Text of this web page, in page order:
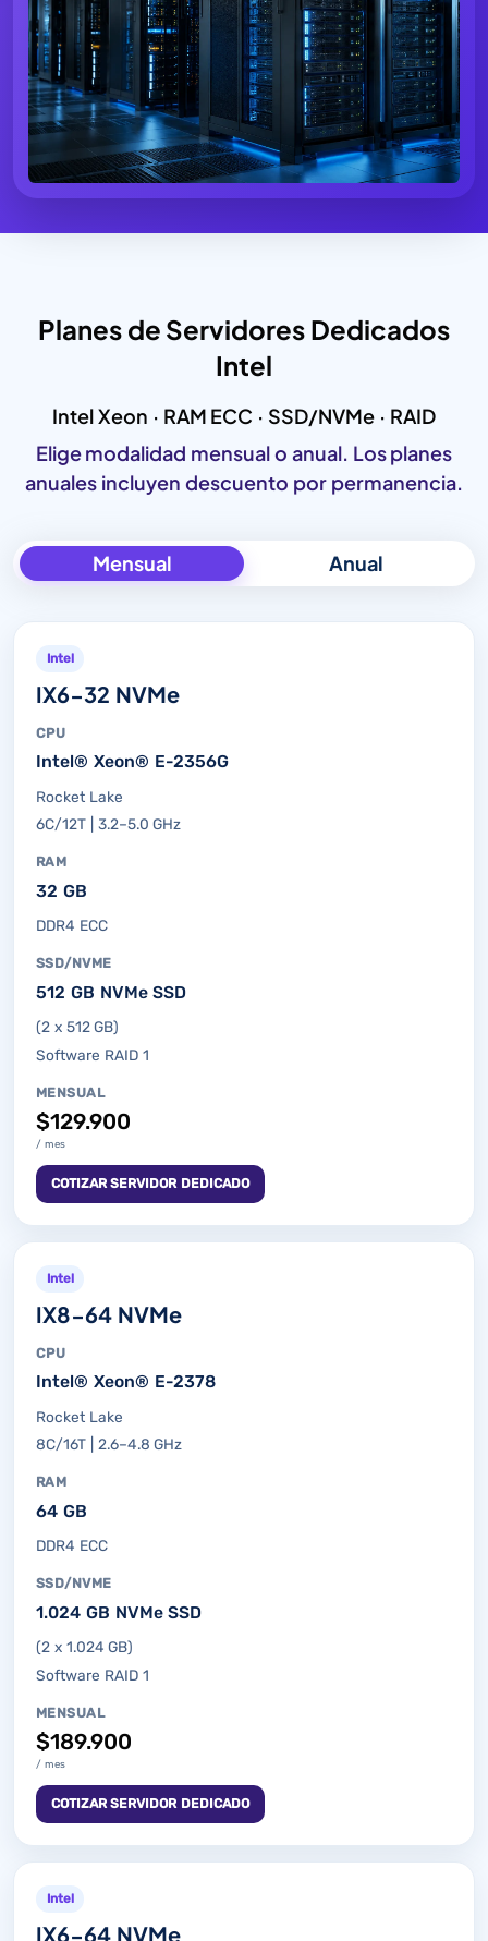
Planes de Servidores Dedicados
Intel
Intel Xeon · RAM ECC · SSD/NVMe · RAID
Elige modalidad mensual o anual. Los planes
anuales incluyen descuento por permanencia.
Mensual Anual
Intel
IX6-32 NVMe
CPU
Intel® Xeon® E-2356G
Rocket Lake
6C/12T | 3.2–5.0 GHz
RAM
32 GB
DDR4 ECC
SSD/NVME
512 GB NVMe SSD
(2 x 512 GB)
Software RAID 1
MENSUAL
$129.900
/ mes
COTIZAR SERVIDOR DEDICADO
Intel
IX8-64 NVMe
CPU
Intel® Xeon® E-2378
Rocket Lake
8C/16T | 2.6–4.8 GHz
RAM
64 GB
DDR4 ECC
SSD/NVME
1.024 GB NVMe SSD
(2 x 1.024 GB)
Software RAID 1
MENSUAL
$189.900
/ mes
COTIZAR SERVIDOR DEDICADO
Intel
IX6-64 NVMe